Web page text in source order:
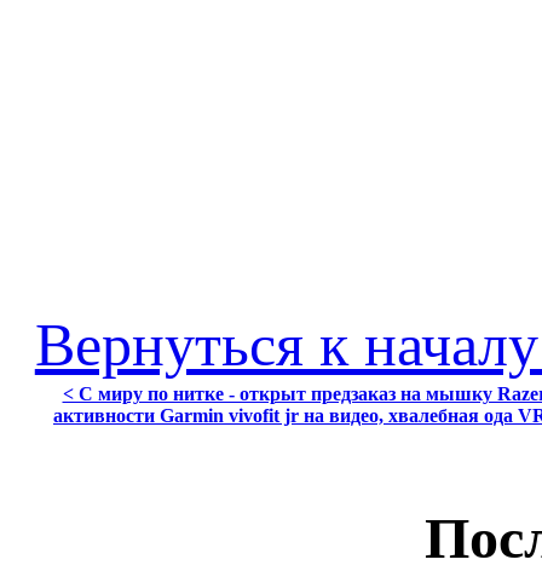
Вернуться к
< С миру по нитке - открыт предзаказ на мышку
активности Garmin vivofit jr на видео, хвалебная ода